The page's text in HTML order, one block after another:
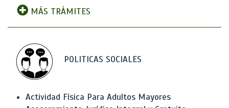
MÁS TRÁMITES
POLITICAS SOCIALES
Actividad Física Para Adultos Mayores